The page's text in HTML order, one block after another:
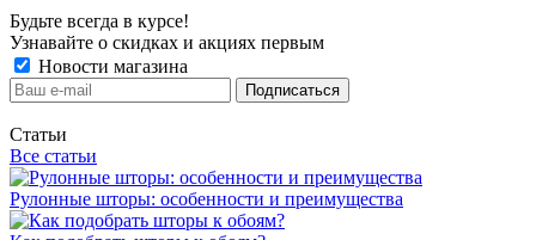
Будьте всегда в курсе!
Узнавайте о скидках и акциях первым
Новости магазина
Статьи
Все статьи
Рулонные шторы: особенности и преимущества